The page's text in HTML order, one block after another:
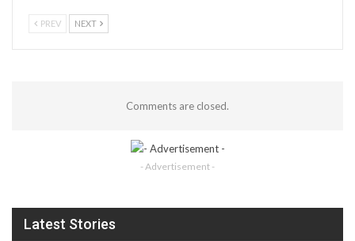
PREV NEXT
Comments are closed.
- Advertisement -
Latest Stories